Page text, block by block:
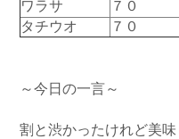
ワラサ ７０
タチウオ
７０
～今日の一言～
割と渋かったけれど美味